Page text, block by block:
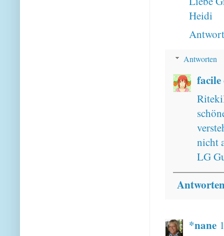
Heidi
Antworten
facile
nicht
LG
*nane